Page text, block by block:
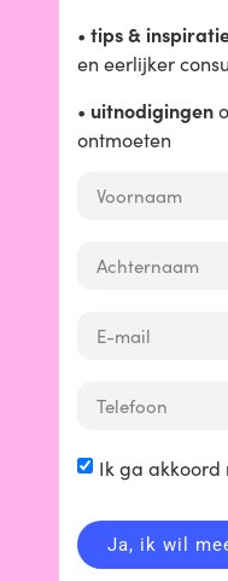
verzenden
Wij zijn
Just
•tips &
en eerlijker
• uitnodigingen
ontmoeten
Ik ga akkoord
Ja, ik wil